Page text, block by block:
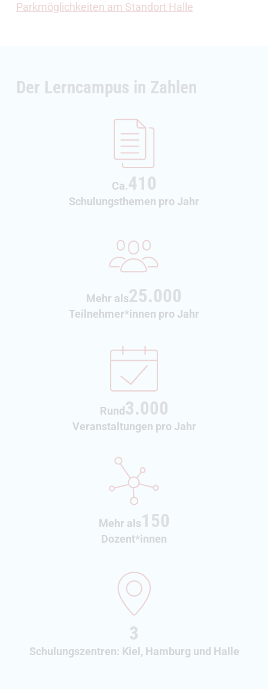
Parkmöglichkeiten am Standort Halle
Der Lerncampus in Zahlen
Ca.410
Schulungsthemen pro Jahr
Mehr als25.000
Teilnehmer*innen pro Jahr
Rund 3.000
Veranstaltungen pro Jahr
Mehr als150
Dozent*innen
3
Schulungszentren: Kiel, Hamburg und Halle